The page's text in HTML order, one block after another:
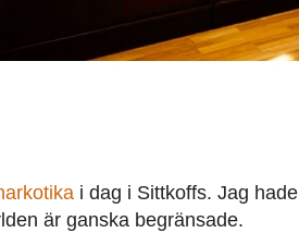
i dag i Sittkoffs. Jag hade
är ganska begränsade.